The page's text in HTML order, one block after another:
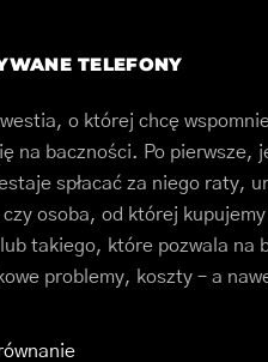
TELEFONY
o której chcę
na baczności. Po pierwsze,
spłacać za niego raty,
osoba, od której
takiego, które pozwala na
problemy, koszty – a